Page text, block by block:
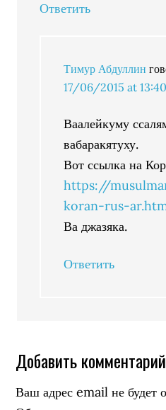
Ответить
Тимур Абдуллин
17/06/2015 at 13:40
Ваалейкуму
вабаракятуху.
Вот ссылка на
https://
koran-rus-
Ва джазяка.
Ответить
Добавить комментарий
Ваш адрес email не будет